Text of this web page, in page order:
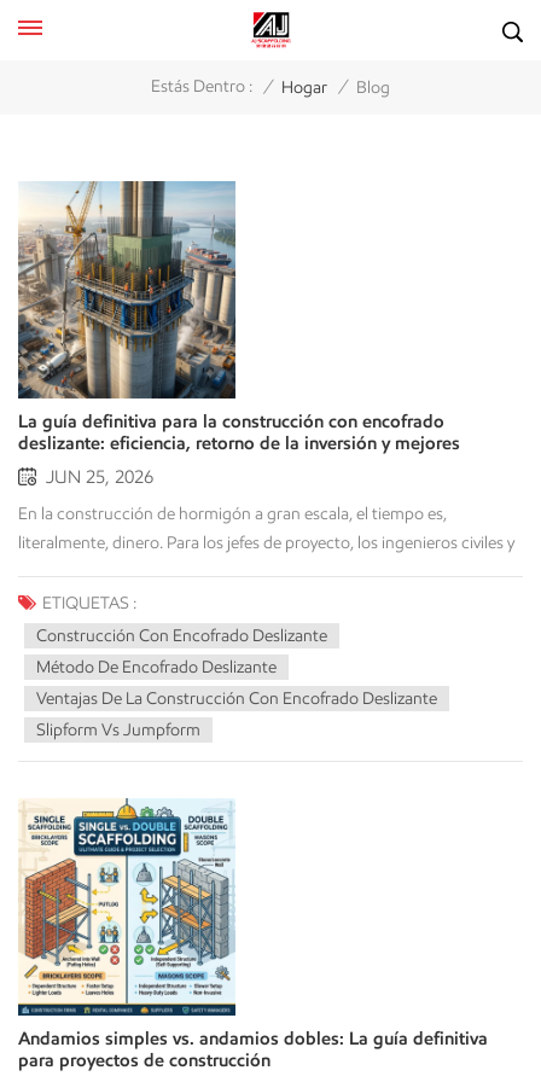
Estás Dentro : / Hogar / Blog
La guía definitiva para la construcción con encofrado
deslizante: eficiencia, retorno de la inversión y mejores
prácticas para la infraestructura moderna.
JUN 25, 2026
En la construcción de hormigón a gran escala, el tiempo es, literalmente, dinero. Para los jefes de proyecto, los ingenieros civiles y las empresas constructoras, elegir la metodología de encofrado adecuada puede marcar la diferencia entre un proyecto altamente rentable y uno que sufre costosos retrasos.Entre los métodos más eficientes disponibles hoy en día para estructuras de hormigón verticales y horizontales se encuentra construcción con encofrado deslizante.Pero, ¿qué es exactamente la construcción con encofrado deslizante? ¿Cómo ofrece un retorno de la inversión (ROI) superior al de los métodos tradicionales? ¿Cuándo debería su empresa implementarla? Esta guía completa desglosa la mecánica, las ventajas y las consideraciones clave de esta tecnología de vertido continuo. ¿Qué es la construcción con encofrado deslizante? Construcción con encofrado deslizanteEl encofrado deslizante (a veces denominado así) es un método de vertido continuo de hormigón en el que el encofrado actúa como un molde móvil. En lugar de esperar a que el hormigón fragüe por completo, retirar el molde y volver a montarlo para la siguiente colada, el sistema de encofrado deslizante se mueve continuamente hacia arriba (u horizontalmente) a un ritmo regulado.El encofrado se eleva normalmente mediante gatos hidráulicos, que se apoyan en barras verticales de acero de refuerzo. A medida que el encofrado se mueve, deja tras de sí un hormigón que ha alcanzado la integridad estructural suficiente para soportar su propio peso y el del hormigón fresco que se vierte encima. Conformado deslizante vertical frente a horizontal Dependiendo de la naturaleza de su proyecto, el encofrado deslizante generalmente se divide en dos categorías:Construcción vertical con encofrado deslizante:Se utiliza para estructuras altas como núcleos de ascensores, rascacielos, silos, chimeneas y pilares de puentes. El encofrado se mueve hacia arriba de forma continua.Construcción con encofrado deslizante horizontal:Se utilizan para pavimentación, carreteras, bordillos, cunetas y revestimiento de túneles. Las máquinas se desplazan por el terreno, extruyendo la estructura de hormigón tras ellas. ¿Cómo funciona el proceso de conformado deslizante? Para comprender por qué este método es tan valorado por los profesionales de la construcción B2B, resulta útil comprender el ciclo sincronizado de una operación estándar de encofrado deslizante vertical:Asamblea:Un conjunto de encofrado especializado, generalmente alrededor de De 1,1 a 1,5 metros de altura—se construye en la base de la estructura. Este conjunto incluye plataformas de trabajo para los montadores de acero, los colocadores de hormigón y los acabadores.Vertido continuo:El hormigón se vierte en el encofrado en capas uniformes.Elevación hidráulica:A medida que las capas inferiores de hormigón comienzan a fraguar (alcanzando la resistencia inicial), gatos hidráulicos de alta resistencia levantan lentamente todo el conjunto del encofrado. La velocidad típica de movimiento ascendente oscila entre De 150 mm a 300 mm por hora, dependiendo del diseño de la mezcla de hormigón y de la temperatura ambiente.Fijación simultánea de acero:Mientras se eleva el encofrado, los trabajadores del acero atan continuamente las barras de refuerzo (varillas de acero) justo antes de verter el hormigón.Refinamiento:A medida que el hormigón sólido emerge de la parte inferior del encofrado ascendente, los operarios, trabajando desde una plataforma suspendida, aplican el tratamiento superficial final y los compuestos de curado.Conclusión clave para los gerentes de proyecto:La construcción con encofrado deslizante convierte el vertido de hormigón en un proceso de línea de montaje. Funciona las 24 horas del día, los 7 días de la semana, transformando lo que antes era un desafío logístico paso a paso en una operación continua y sin interrupciones. ¿Por qué los constructores B2B eligen el sistema Slipform? Ventajas clave Para los contratistas comerciales y los promotores de infraestructuras, la selección de un sistema de encofrado requiere equilibrar los costes iniciales de movilización con los ahorros a largo plazo en la obra. He aquí por qué el encofrado deslizante suele ser la opción más viable económicamente para grandes proyectos: 1. Velocidad inigualable y plazos de entrega reducidos.El encofrado deslizante tradicional o el encofrado de madera requieren vertido, curado, desencofrado, limpieza y reajuste. Este ciclo puede llevar días por piso o nivel. El encofrado deslizante elimina por completo los tiempos de transición improductivos. Al operar de forma continua, estructuras como silos o núcleos de rascacielos pueden elevarse por De 3 a 6 metros por día, acortando drásticamente la ruta crítica del cronograma del proyecto. 2. Integridad estructural monolíticaDebido a que el hormigón se coloca de forma continua, la construcción con encofrado deslizante reduce o elimina significativamente juntas de construcción(juntas frías). Esto da como resultado una estructura de hormigón monolítica y sin juntas, que ofrece una estanqueidad superior, mayor resistencia a la intemperie y una excelente distribución de la carga estructural. Esta es una ventaja crucial para proyectos como tanques de almacenamiento de líquidos, silos y estructuras marinas. 3. Reducción de la mano de obra en obra y mayor seguridad.Si bien el encofrado deslizante requiere supervisores altamente cualificados, reduce la mano de obra necesaria para el desmontaje y montaje de los encofrados tradicionales. Además, gracias a la integración de las plataformas de trabajo y las barandillas en el sistema autotrepante, el riesgo de caídas desde altura se reduce drásticamente en comparación con los andamios convencionales. 4. Logística de materiales optimizada y reducción de residuosCon un sistema de encofrado fijo y reutilizable, se elimina prácticamente por completo el desperdicio de madera en obra. La entrega de materiales (hormigón y armadura) se programa a un ritmo constante y predecible, lo que reduce la congestión en las obras urbanas con espacio limitado y permite una gestión más eficiente de la cadena de suministro. Factores críticos para una operación exitosa de encofrado deslizante A pesar de sus enormes beneficios financieros y operativos, la construcción con encofrado deslizante es una ciencia precisa. Los responsables de la toma de decisiones en el sector B2B deben evaluar varios factores críticos antes de su implementación:Precisión en el diseño de mezclas de hormigónEl éxito de un vertido con encofrado deslizante depende en gran medida de la composición química del hormigón. La mezcla debe ser lo suficientemente manejable para poder colocarla y vibrarla, pero a la vez fraguar con la suficiente rapidez para soportar la estructura al salir del molde. Los contratistas deben supervisar de cerca:Tiempos de ajuste inicial y final.Temperaturas y humedad ambiente.El uso de aditivos químicos (aceleradores o retardadores) para adaptarse a las condiciones climáticas cambiantes durante un ciclo de 24 horas.Control de calidad y alineación estrictosUna vez iniciada una operación de encofrado deslizante, detenerla inesperadamente puede provocar imperfecciones estructurales. Se requiere una supervisión constante por parte de ingenieros experimentados para garantizar que la estructura se mantenga perfectamente vertical. Se utilizan continuamente sistemas de guiado láser y medidores de nivel de agua de alta resistencia para corregir de inmediato cualquier desviación o torsión menor.Requisitos de capital inicial y escalaLos sistemas de encofrado deslizante implican altos costos iniciales de movilización e ingeniería. Por lo tanto, son más adecuados para estructuras con un alto grado de repetición y una altura vertical significativa (típicamente más de 20 a 30 metrosPara edificios más cortos y de formas muy irregulares, con cambios frecuentes en el espesor o la geometría de las paredes, sistemas alternativos como el encofrado deslizante o el encofrado panelizado tradicional podrían ofrecer una mejor relación costo-eficiencia. Comparación de sistemas de encofrado: una guía de referencia rápida CaracterísticaConstrucción con encofrado deslizanteForma de salto / Forma de escaladaFormato tradicional de madera/panelMovimientoContinuo (Lento y constante)Intermitente (Ascensores escalonados)Desmontaje manual y reinstalaciónVelocidad de construcciónExtremadamente rápido (3-6 m/día)Moderado (1 sesión de ejercicio cada pocos días)LentoJuntas de construcciónDe ninguna a mínimaFrecuente (En cada ascensor)AltoInversión de capital inicialAltoMedio-altoBajoPerfil de proyecto idealEstructuras altas y uniformes (silos, núcleos)Edificios residenciales/comerciales de gran alturaGeometría compleja de poca altura Conclusión: ¿Es Slipform la opción adecuada para su próximo proyecto? La construcción con encofrado deslizante representa la máxima eficiencia en la ingeniería del hormigón. Para las empresas constructoras B2B, los promotores de infraestructuras y los proveedores de materiales que buscan aumentar la productividad, ofrece un método probado para acortar los plazos de los proyectos, reducir los costes laborales a largo plazo y entregar estructuras de resistencia monolítica superior.Si bien exige una planificación meticulosa, una gestión precisa de la mezcla de hormigón y una mayor inversión inicial, el retorno de la inversión que se logra mediante plazos de ejecución reducidos y gastos generales minimizados en obra lo convierte en una opción inmejorable para la clase de activos adecuada. Asóciate con los expertos en estructuras.¿Está planificando su próximo proyecto de construcción de rascacielos o de infraestructura? Elegir la estrategia de encofrado adecuada puede optimizar su presupuesto y garantizar el cumplimiento de los plazos.[Póngase en contacto con nuestro equipo de ingeniería hoy mismo] Solicite una consulta técnica integral y descubra cómo nuestras soluciones de encofrado de primera calidad
ETIQUETAS :
Construcción Con Encofrado Deslizante
Método De Encofrado Deslizante
Ventajas De La Construcción Con Encofrado Deslizante
Slipform Vs Jumpform
Andamios simples vs. andamios dobles: La guía definitiva
para proyectos de construcción